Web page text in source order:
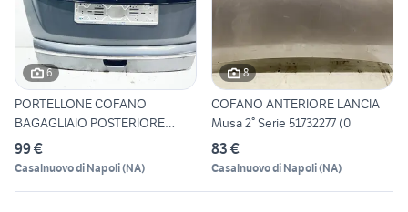
6
PORTELLONE COFANO
BAGAGLIAIO POSTERIORE
COMPLETO L
99 €
Casalnuovo di Napoli(NA)
8
COFANO ANTERIORE LANCIA
Musa 2° Serie 51732277 (0
83 €
Casalnuovo di Napoli(NA)